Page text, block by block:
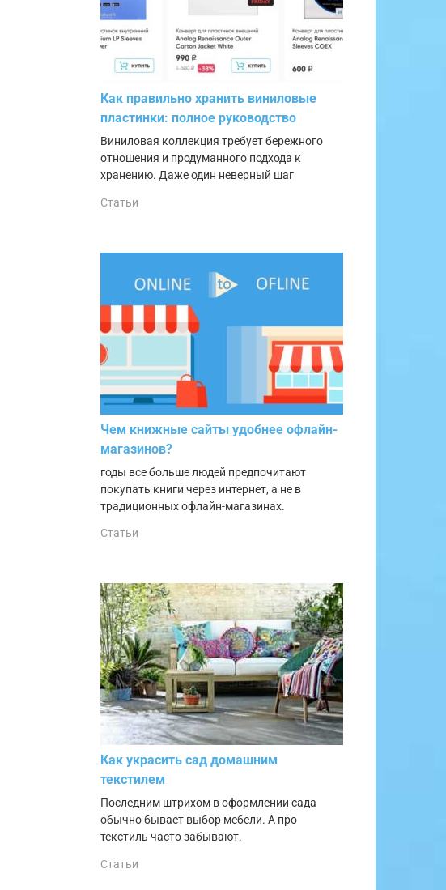
Как правильно хранить виниловые
пластинки: полное руководство
Виниловая коллекция требует бережного
отношения и продуманного подхода к
хранению. Даже один неверный шаг
Статьи
Чем книжные сайты удобнее офлайн-
магазинов?
годы все больше людей предпочитают
покупать книги через интернет, а не в
традиционных офлайн-магазинах.
Статьи
Как украсить сад домашним
текстилем
Последним штрихом в оформлении сада
обычно бывает выбор мебели. А про
текстиль часто забывают.
Статьи